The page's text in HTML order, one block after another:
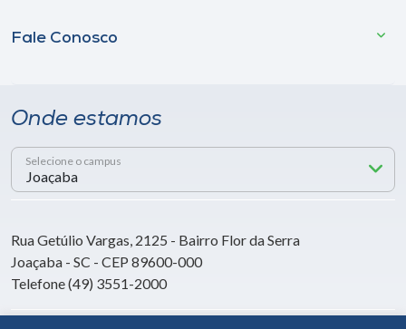
Fale Conosco
Onde estamos
Selecione o campus
Rua Getúlio Vargas, 2125 - Bairro Flor da Serra
Joaçaba - SC - CEP 89600-000
Telefone (49) 3551-2000